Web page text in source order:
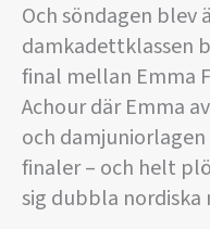
Och söndagen blev
damkadettklassen
final mellan Emma
Achour där Emma
och
finaler – och helt
sig dubbla nordiska